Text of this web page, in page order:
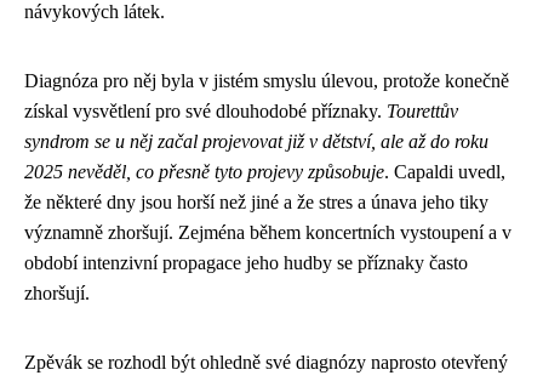
návykových látek.
Diagnóza pro něj byla v jistém smyslu úlevou, protože konečně
získal vysvětlení pro své dlouhodobé příznaky. Tourettův
syndrom se u něj začal projevovat již v dětství, ale až do roku
2025 nevěděl, co přesně tyto projevy způsobuje. Capaldi uvedl,
že některé dny jsou horší než jiné a že stres a únava jeho tiky
významně zhoršují. Zejména během koncertních vystoupení a v
období intenzivní propagace jeho hudby se příznaky často
zhoršují.
Zpěvák se rozhodl být ohledně své diagnózy naprosto otevřený